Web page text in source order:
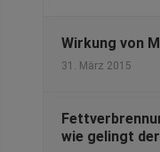
Wirkung von
31. März 2015
wie gelingt